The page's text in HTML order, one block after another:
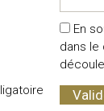
En
dans le